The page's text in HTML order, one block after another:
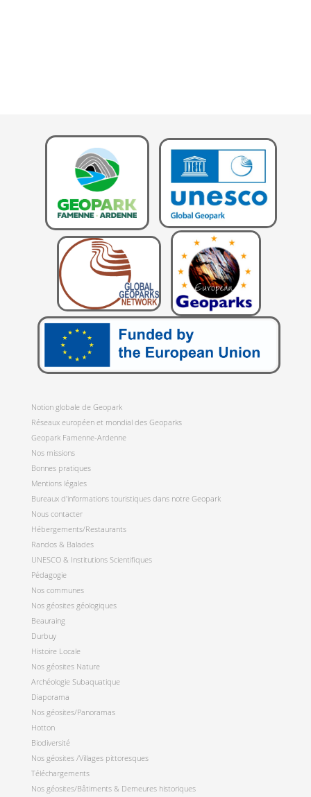
Notion globale de Geopark
Réseaux européen et mondial des Geoparks
Geopark Famenne-Ardenne
Nos missions
Bonnes pratiques
Mentions légales
Bureaux d'informations touristiques dans notre Geopark
Nous contacter
Hébergements/Restaurants
Randos & Balades
UNESCO & Institutions Scientifiques
Pédagogie
Nos communes
Nos géosites géologiques
Beauraing
Durbuy
Histoire Locale
Nos géosites Nature
Archéologie Subaquatique
Diaporama
Nos géosites/Panoramas
Hotton
Biodiversité
Nos géosites /Villages pittoresques
Téléchargements
Nos géosites/Bâtiments & Demeures historiques